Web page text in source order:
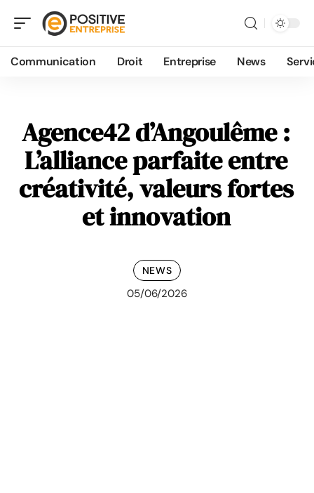
Communication Droit Entreprise News
Agence42 d’Angoulême :
L’alliance parfaite entre
créativité, valeurs fortes
et innovation
NEWS
05/06/2026